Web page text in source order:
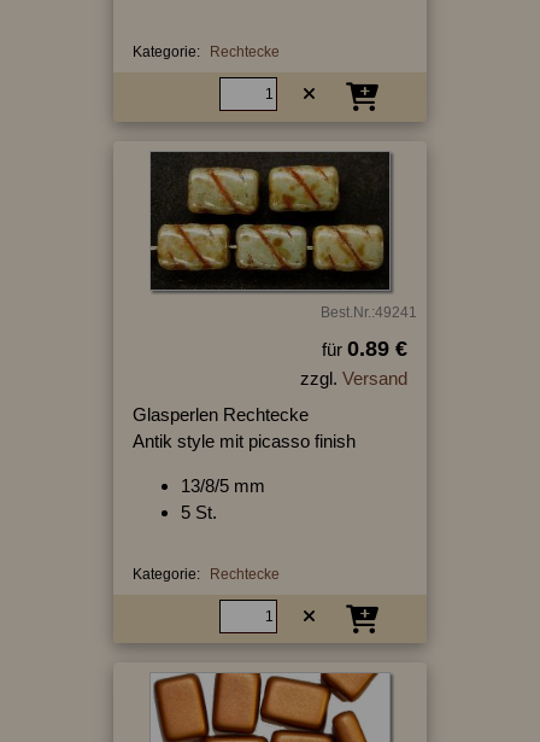
Kategorie: Rechtecke
Best.Nr.:49241
für 0.89 €
zzgl. Versand
Glasperlen Rechtecke
Antik style mit picasso finish
13/8/5 mm
5 St.
Kategorie: Rechtecke